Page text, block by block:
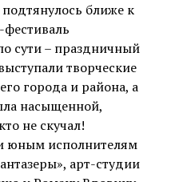
ближе к
фестиваль
сути – праздничный
творческие
города и района, а
насыщенной,
не скучал!
юным исполнителям
арт-студии